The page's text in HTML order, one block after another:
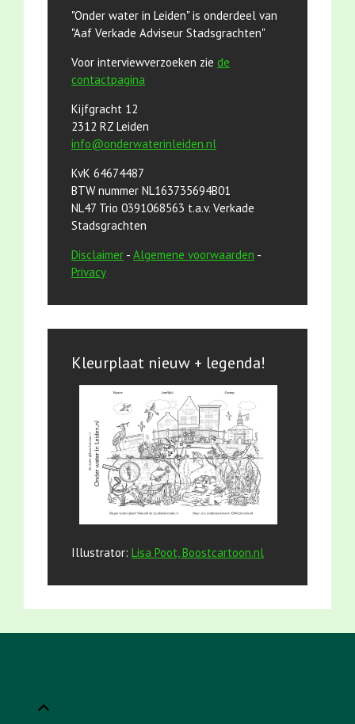
"Onder water in Leiden" is onderdeel van
"Aaf Verkade Adviseur Stadsgrachten"
Voor interviewverzoeken zie de
contactpagina
Kijfgracht 12
2312 RZ Leiden
info@onderwaterinleiden.nl
KvK 64674487
BTW nummer NL163735694B01
NL47 Trio 0391068563 t.a.v. Verkade
Stadsgrachten
Disclaimer - Algemene voorwaarden -
Privacy
Kleurplaat nieuw + legenda!
Illustrator: Lisa Poot, Boostcartoon.nl